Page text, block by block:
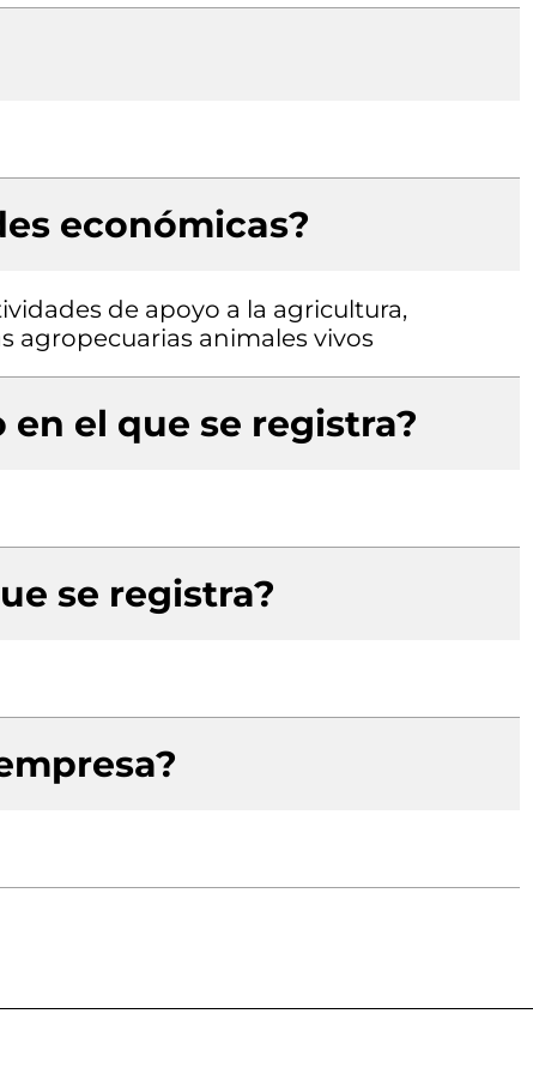
económicas?
de apoyo a la agricultura,
agropecuarias animales vivos
el que se registra?
se registra?